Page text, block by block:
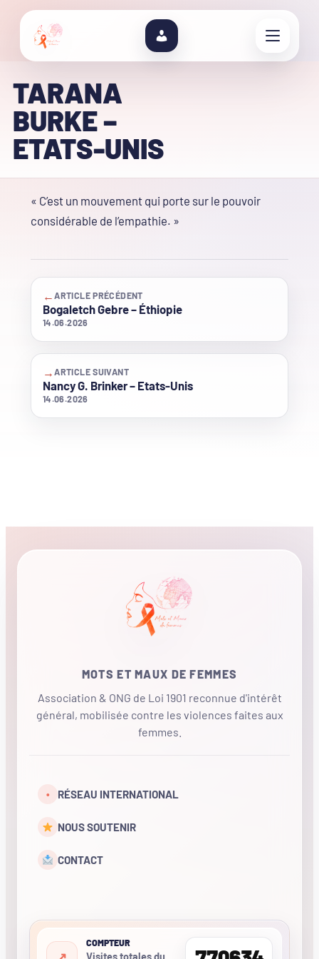
TARANA
BURKE –
ETATS-UNIS
« C’est un mouvement qui porte sur le pouvoir
considérable de l’empathie. »
←ARTICLE PRÉCÉDENT
Bogaletch Gebre – Éthiopie
14.06.2026
→ARTICLE SUIVANT
Nancy G. Brinker – Etats-Unis
14.06.2026
MOTS ET MAUX DE FEMMES
Association & ONG de Loi 1901 reconnue d'intérêt
général, mobilisée contre les violences faites aux
femmes.
• RÉSEAU INTERNATIONAL
NOUS SOUTENIR
CONTACT
COMPTEUR
Visites totales du